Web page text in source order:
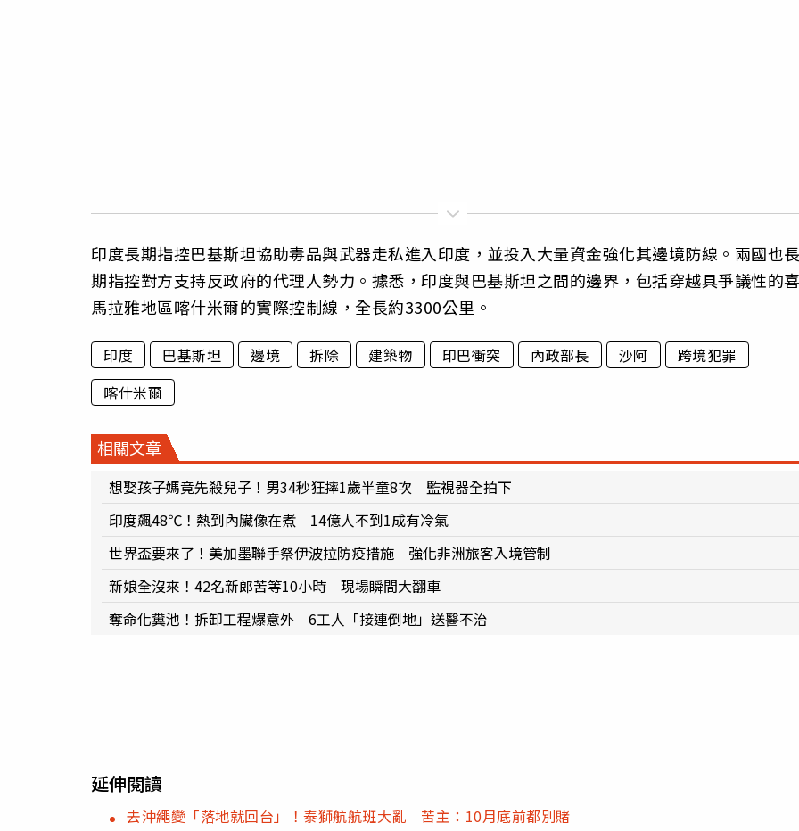
印度長期指控巴基斯坦協助毒品與武器走私進入印度，並投入大量資金強化其邊境防線。兩國也
期指控對方支持反政府的代理人勢力。據悉，印度與巴基斯坦之間的邊界，包括穿越具爭議性的
馬拉雅地區喀什米爾的實際控制線，全長約3300公里。
印度 巴基斯坦 邊境 拆除 建築物 印巴衝突 內政部長 沙阿
跨境犯罪
喀什米爾
相關文章
想娶孩子媽竟先殺兒子！男34秒狂摔1歲半童8次 監視器全拍下
印度飆48℃！熱到內臟像在煮 14億人不到1成有冷氣
世界盃要來了！美加墨聯手祭伊波拉防疫措施 強化非洲旅客入境管制
新娘全沒來！42名新郎苦等10小時 現場瞬間大翻車
奪命化糞池！拆卸工程爆意外 6工人「接連倒地」送醫不治
延伸閱讀
去沖繩變「落地就回台」！泰獅航航班大亂 苦主：10月底前都別賭